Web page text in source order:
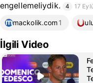
engellemeliydik.
4 17
mackolik.com 1
İlgili Video